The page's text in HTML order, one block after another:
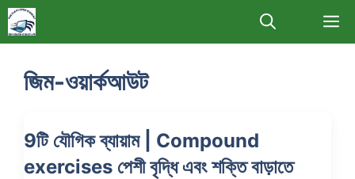
Skip
to
content
জিম-ওয়ার্কআউট
9টি যৌগিক ব্যায়াম | Compound
exercises পেশী বৃদ্ধি এবং শক্তি বাড়াতে